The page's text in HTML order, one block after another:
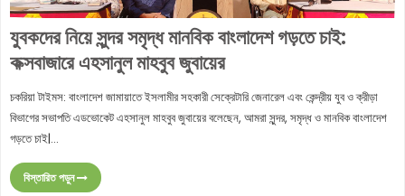
যুবকদের নিয়ে সুন্দর সমৃদ্ধ মানবিক বাংলাদেশ গড়তে চাই:
কক্সবাজারে এহসানুল মাহবুব জুবায়ের
চকরিয়া টাইমস: বাংলাদেশ জামায়াতে ইসলামীর সহকারী সেক্রেটারি জেনারেল এবং কেন্দ্রীয় যুব ও ক্রীড়া
বিভাগের সভাপতি এডভোকেট এহসানুল মাহবুব জুবায়ের বলেছেন, আমরা সুন্দর, সমৃদ্ধ ও মানবিক বাংলাদেশ
গড়তে চাই|...
বিস্তারিত পড়ুন